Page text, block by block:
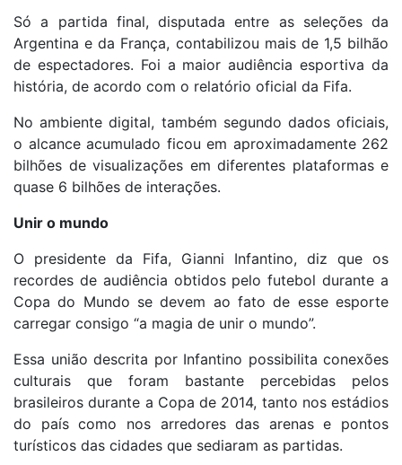
Só a partida final, disputada entre as seleções da
Argentina e da França, contabilizou mais de 1,5 bilhão
de espectadores. Foi a maior audiência esportiva da
história, de acordo com o relatório oficial da Fifa.
No ambiente digital, também segundo dados oficiais,
o alcance acumulado ficou em aproximadamente 262
bilhões de visualizações em diferentes plataformas e
quase 6 bilhões de interações.
Unir o mundo
O presidente da Fifa, Gianni Infantino, diz que os
recordes de audiência obtidos pelo futebol durante a
Copa do Mundo se devem ao fato de esse esporte
carregar consigo “a magia de unir o mundo”.
Essa união descrita por Infantino possibilita conexões
culturais que foram bastante percebidas pelos
brasileiros durante a Copa de 2014, tanto nos estádios
do país como nos arredores das arenas e pontos
turísticos das cidades que sediaram as partidas.